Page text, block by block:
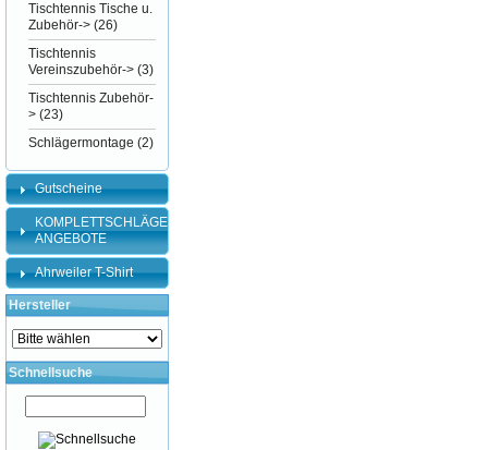
Tischtennis Tische u.
Zubehör-> (26)
Tischtennis
Vereinszubehör-> (3)
Tischtennis Zubehör-
> (23)
Schlägermontage (2)
Gutscheine
KOMPLETTSCHLÄGER-
ANGEBOTE
Ahrweiler T-Shirt
Hersteller
Schnellsuche